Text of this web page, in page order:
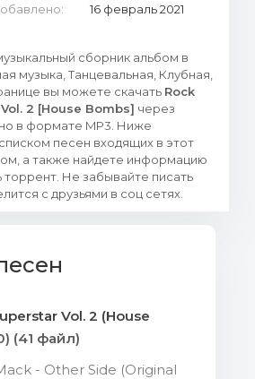
16 февраль 2021
сборник альбом в
музыка, Танцевальная, Клубная,
вы можете скачать Rock
2 [House Bombs] через
в формате MP3. Ниже
песен входящих в этот
а также найдете информацию
торрент. Не забывайте писать
с друзьями в соц сетях.
Vol. 2 (House
(41 файл)
- Other Side (Original